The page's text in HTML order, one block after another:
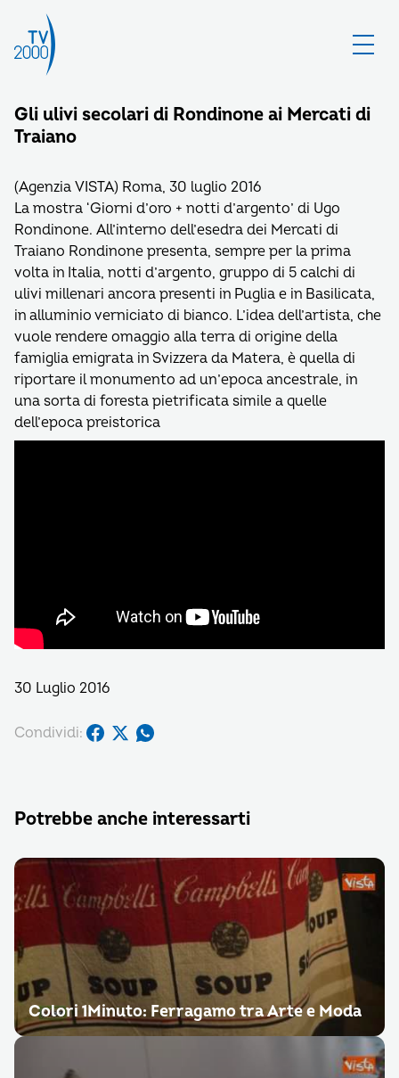
Gli ulivi secolari di Rondinone ai Mercati di
Traiano
(Agenzia VISTA) Roma, 30 luglio 2016
La mostra ‘Giorni d’oro + notti d’argento’ di Ugo
Rondinone. All’interno dell’esedra dei Mercati di
Traiano Rondinone presenta, sempre per la prima
volta in Italia, notti d’argento, gruppo di 5 calchi di
ulivi millenari ancora presenti in Puglia e in Basilicata,
in alluminio verniciato di bianco. L’idea dell’artista, che
vuole rendere omaggio alla terra di origine della
famiglia emigrata in Svizzera da Matera, è quella di
riportare il monumento ad un’epoca ancestrale, in
una sorta di foresta pietrificata simile a quelle
dell’epoca preistorica
30 Luglio 2016
Condividi:
Potrebbe anche interessarti
Colori 1Minuto: Ferragamo tra Arte e Moda